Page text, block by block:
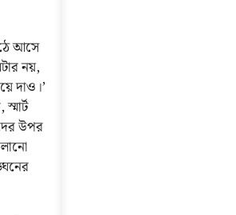
আসে
নয়,
দাও।’
উপর